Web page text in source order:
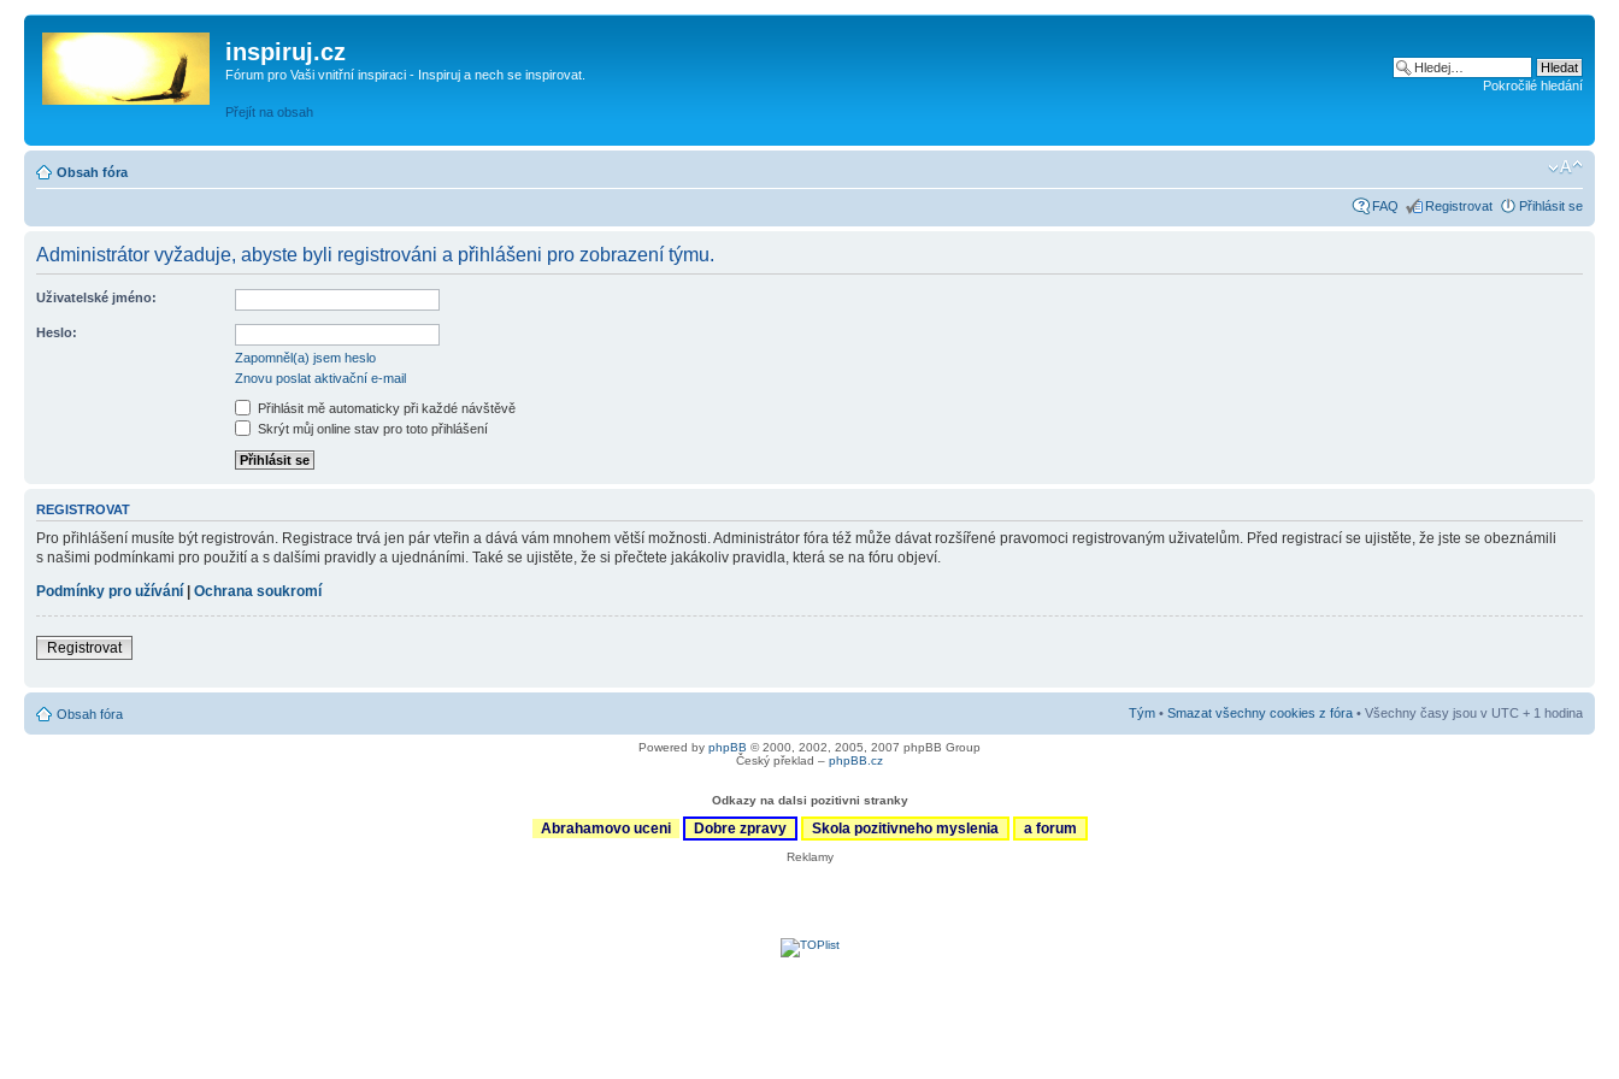
inspiruj.cz
Fórum pro Vaši vnitřní inspiraci - Inspiruj a nech se inspirovat.
Přejít na obsah
Pokročilé hledání
Obsah fóra
FAQ Registrovat Přihlásit se
Administrátor vyžaduje, abyste byli registrováni a přihlášeni pro zobrazení týmu.
Uživatelské jméno:
Heslo:
Zapomněl(a) jsem heslo
Znovu poslat aktivační e-mail
Přihlásit mě automaticky při každé návštěvě
Skrýt můj online stav pro toto přihlášení
REGISTROVAT
Pro přihlášení musíte být registrován. Registrace trvá jen pár vteřin a dává vám mnohem větší možnosti. Administrátor fóra též může dávat rozšířené pravomoci registrovaným uživatelům. Před registrací se ujistěte, že jste se obeznámili
s našimi podmínkami pro použití a s dalšími pravidly a ujednáními. Také se ujistěte, že si přečtete jakákoliv pravidla, která se na fóru objeví.
Podmínky pro užívání | Ochrana soukromí
Registrovat
Obsah fóra Tým • Smazat všechny cookies z fóra • Všechny časy jsou v UTC + 1 hodina
Powered by phpBB © 2000, 2002, 2005, 2007 phpBB Group
Český překlad – phpBB.cz
Odkazy na dalsi pozitivni stranky
Abrahamovo uceni Dobre zpravy Skola pozitivneho myslenia a forum
Reklamy